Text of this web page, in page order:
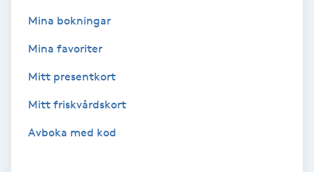
Volymfransar
Mina bokningar
Mina favoriter
Mitt presentkort
Mitt friskvårdskort
Avboka med kod